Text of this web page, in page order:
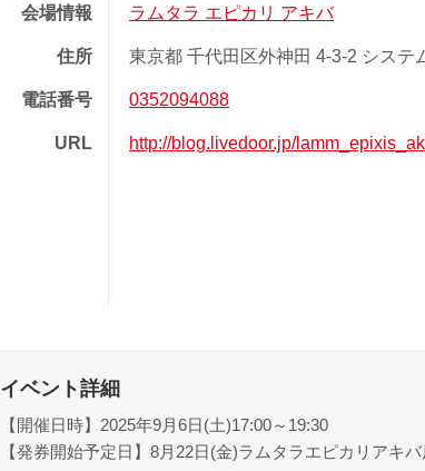
会場情報 ラムタラ エピカリ アキバ
住所 東京都 千代田区外神田 4-3-2 システ
電話番号 0352094088
URL http://blog.livedoor.jp/
イベント詳細
【開催日時】2025年9月6日(土)17:00～19:30
【発券開始予定日】8月22日(金)ラムタラエピカリアキ